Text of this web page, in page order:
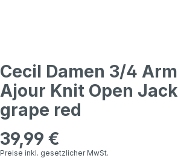
Cecil Damen 3/4
Ajour Knit Open
grape red
Regulärer Preis:
39,99 €
Preise inkl. gesetzlicher MwSt.